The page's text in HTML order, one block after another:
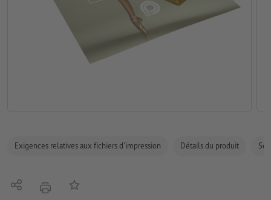
Exigences relatives aux fichiers d'impression Détails du produit
PartagerimprimerAjouter à liste d'article